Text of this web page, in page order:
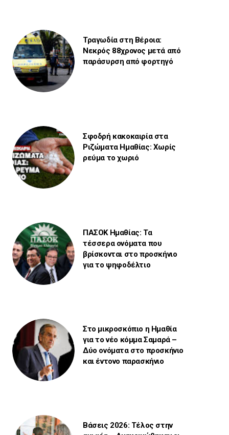
Τραγωδία στη Βέροια:
Νεκρός 88χρονος μετά από
παράσυρση από φορτηγό
Σφοδρή κακοκαιρία στα
Ριζώματα Ημαθίας: Χωρίς
ρεύμα το χωριό
ΠΑΣΟΚ Ημαθίας: Τα
τέσσερα ονόματα που
βρίσκονται στο προσκήνιο
για το ψηφοδέλτιο
Στο μικροσκόπιο η Ημαθία
για το νέο κόμμα Σαμαρά –
Δύο ονόματα στο προσκήνιο
και έντονο παρασκήνιο
Βάσεις 2026: Τέλος στην